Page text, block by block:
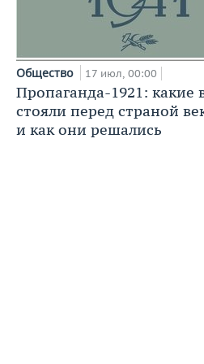
Общество 17 июл, 00:00
Пропаганда-1921: какие
стояли перед страной
и как они решались